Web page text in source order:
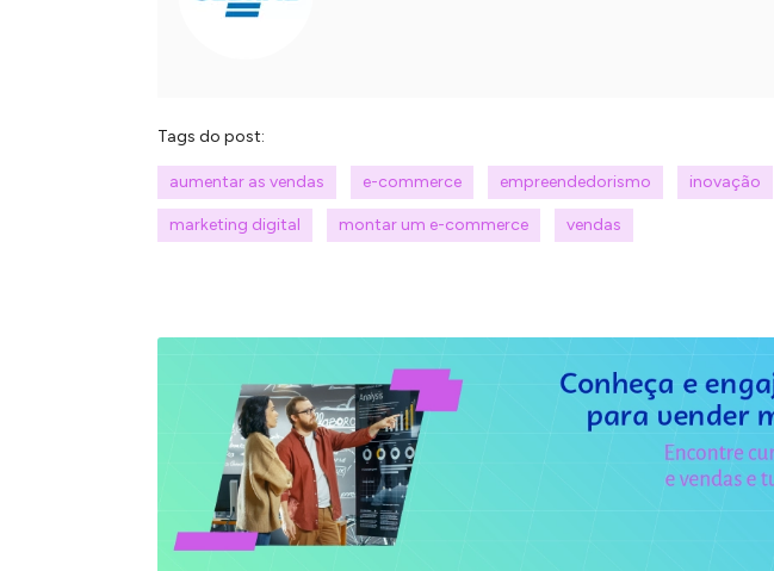
Tags do post:
aumentar as vendas e-commerce empreendedorismo inovação
marketing digital montar um e-commerce vendas